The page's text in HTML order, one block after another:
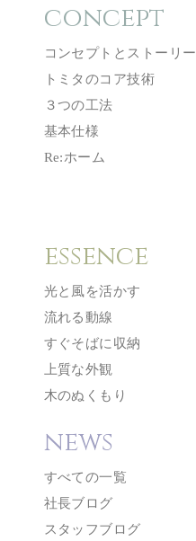
concept
コンセプトとストーリー
トミタのコア技術
３つの工法
基本仕様
Re:ホーム
essence
光と風を活かす
流れる動線
すぐそばに収納
上質な外観
木のぬくもり
news
すべての一覧
社長ブログ
スタッフブログ